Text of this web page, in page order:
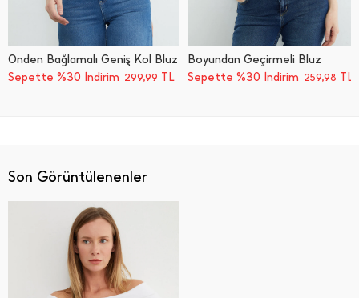
Önden Bağlamalı Geniş Kol Bluz
Sepette %30 İndirim 299,99 TL
Boyundan Geçirmeli Bluz
Sepette %30 İndirim 259,98 TL
Son Görüntülenenler